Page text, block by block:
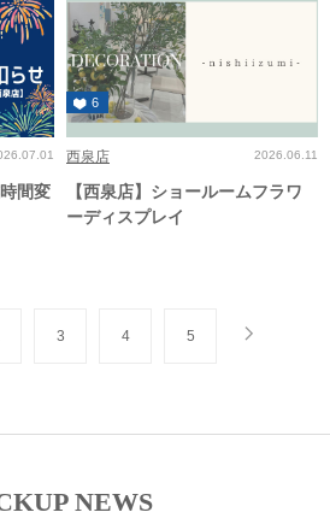
間変
6
西泉店 2026.06.11
【西泉店】ショールームフラワ
ーディスプレイ
3 4 5
NEWS